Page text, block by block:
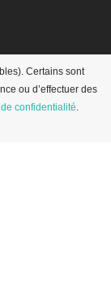
Certains sont
ou d’effectuer des
confidentialité.